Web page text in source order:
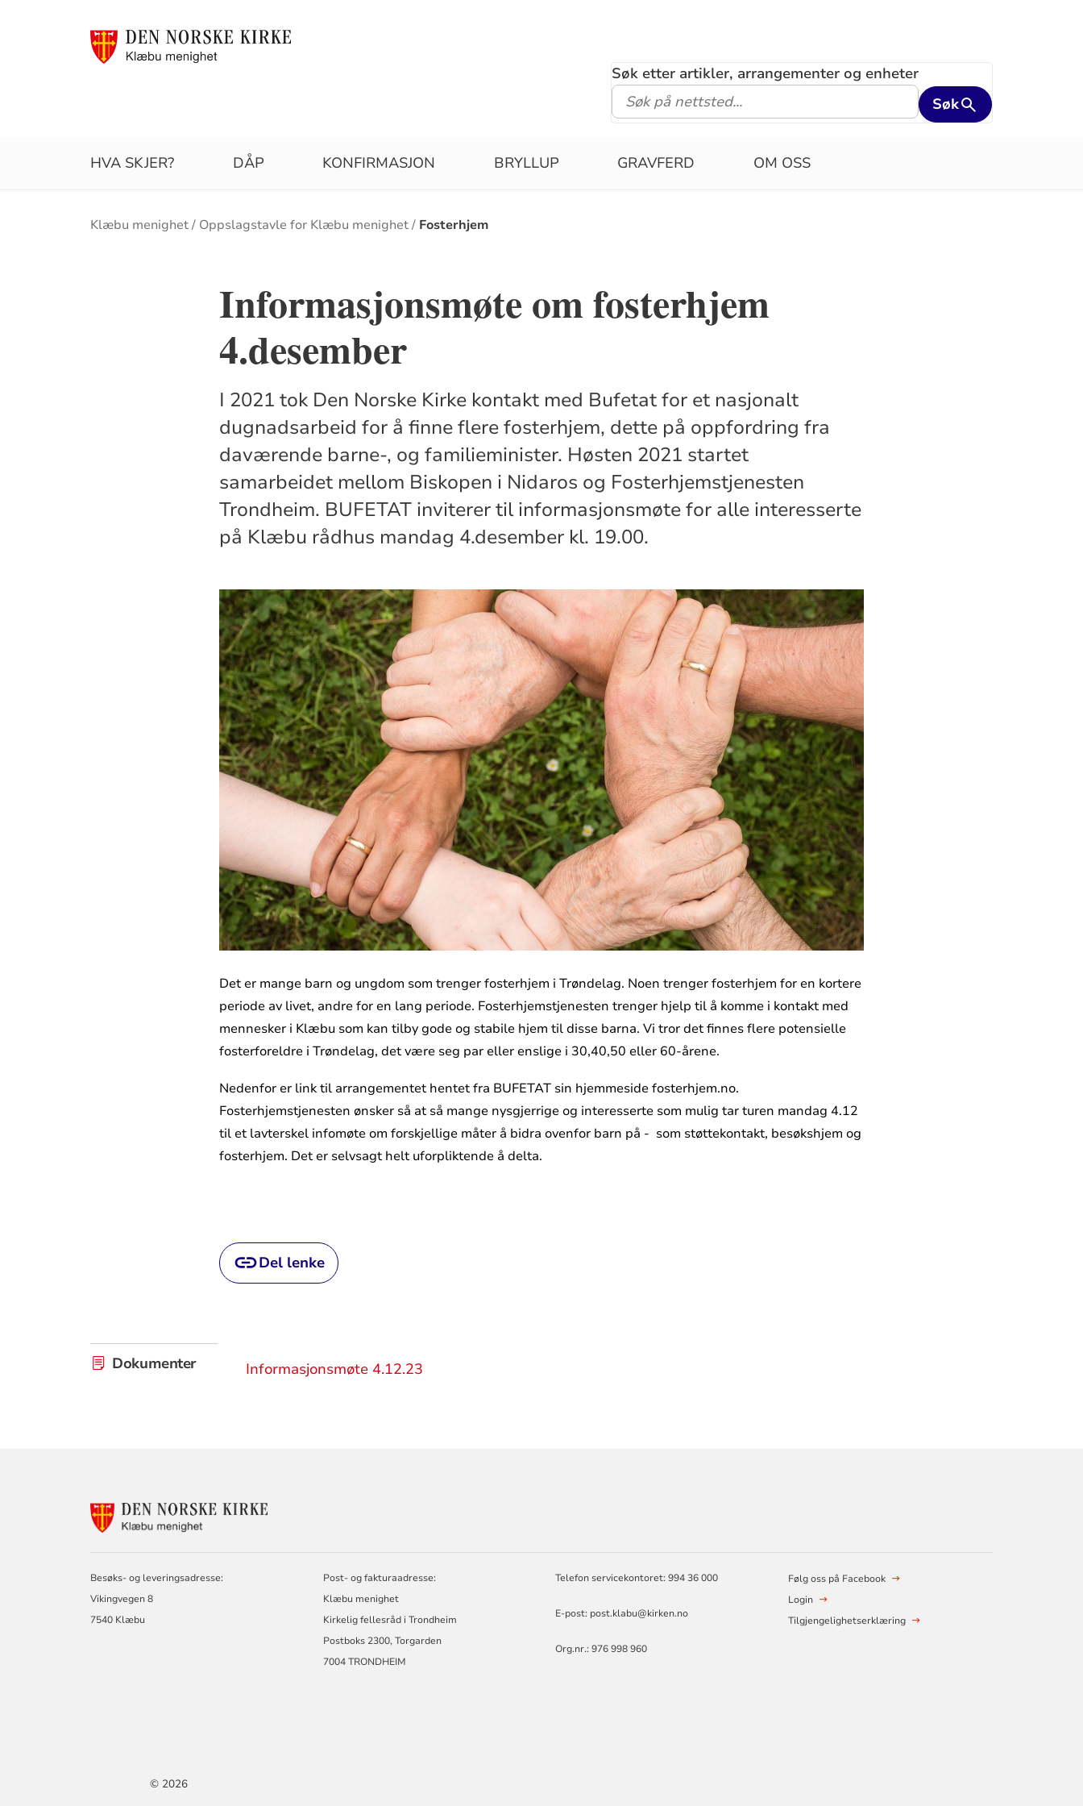
Søk etter artikler, arrangementer og enheter
Søk
HVA SKJER? DÅP KONFIRMASJON BRYLLUP GRAVFERD OM OSS
Brødsmulesti
Klæbu menighet Oppslagstavle for Klæbu menighet Fosterhjem
Informasjonsmøte om fosterhjem
4.desember
I 2021 tok Den Norske Kirke kontakt med Bufetat for et nasjonalt
dugnadsarbeid for å finne flere fosterhjem, dette på oppfordring fra
daværende barne-, og familieminister. Høsten 2021 startet
samarbeidet mellom Biskopen i Nidaros og Fosterhjemstjenesten
Trondheim. BUFETAT inviterer til informasjonsmøte for alle interesserte
på Klæbu rådhus mandag 4.desember kl. 19.00.
Det er mange barn og ungdom som trenger fosterhjem i Trøndelag. Noen trenger fosterhjem for en kortere
periode av livet, andre for en lang periode. Fosterhjemstjenesten trenger hjelp til å komme i kontakt med
mennesker i Klæbu som kan tilby gode og stabile hjem til disse barna. Vi tror det finnes flere potensielle
fosterforeldre i Trøndelag, det være seg par eller enslige i 30,40,50 eller 60-årene.
Nedenfor er link til arrangementet hentet fra BUFETAT sin hjemmeside fosterhjem.no.
Fosterhjemstjenesten ønsker så at så mange nysgjerrige og interesserte som mulig tar turen mandag 4.12
til et lavterskel infomøte om forskjellige måter å bidra ovenfor barn på - som støttekontakt, besøkshjem og
fosterhjem. Det er selvsagt helt uforpliktende å delta.
Del lenke
Dokumenter Informasjonsmøte 4.12.23
KONTAKTINFORMASJON
Besøks- og leveringsadresse:
Vikingvegen 8
7540 Klæbu
Post- og fakturaadresse:
Klæbu menighet
Kirkelig fellesråd i Trondheim
Postboks 2300, Torgarden
7004 TRONDHEIM
Telefon servicekontoret: 994 36 000
E-post: post.klabu@kirken.no
Org.nr.: 976 998 960
Følg oss på Facebook
Login
Tilgjengelighetserklæring
© 2026